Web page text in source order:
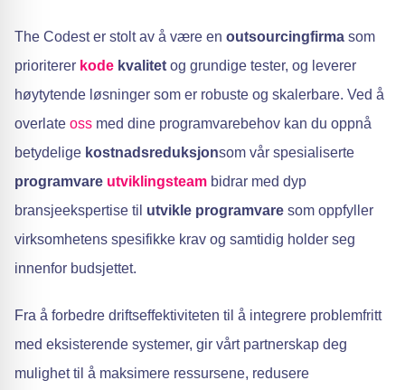
The Codest er stolt av å være en outsourcingfirma som
prioriterer kode kvalitet og grundige tester, og leverer
høytytende løsninger som er robuste og skalerbare. Ved å
overlate oss med dine programvarebehov kan du oppnå
betydelige kostnadsreduksjonsom vår spesialiserte
programvare utviklingsteam bidrar med dyp
bransjeekspertise til utvikle programvare som oppfyller
virksomhetens spesifikke krav og samtidig holder seg
innenfor budsjettet.
Fra å forbedre driftseffektiviteten til å integrere problemfritt
med eksisterende systemer, gir vårt partnerskap deg
mulighet til å maksimere ressursene, redusere